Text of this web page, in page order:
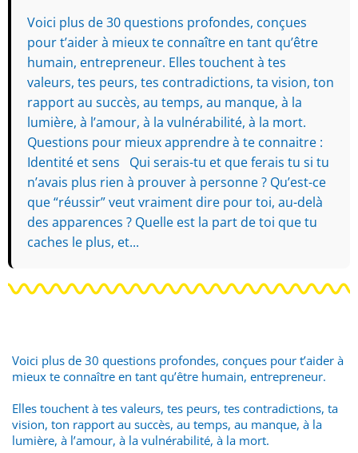
Voici plus de 30 questions profondes, conçues
pour t’aider à mieux te connaître en tant qu’être
humain, entrepreneur. Elles touchent à tes
valeurs, tes peurs, tes contradictions, ta vision, ton
rapport au succès, au temps, au manque, à la
lumière, à l’amour, à la vulnérabilité, à la mort.
Questions pour mieux apprendre à te connaitre :
Identité et sens Qui serais-tu et que ferais tu si tu
n’avais plus rien à prouver à personne ? Qu’est-ce
que “réussir” veut vraiment dire pour toi, au-delà
des apparences ? Quelle est la part de toi que tu
caches le plus, et...
Voici plus de 30 questions profondes, conçues pour t’aider à
mieux te connaître en tant qu’être humain, entrepreneur.
Elles touchent à tes valeurs, tes peurs, tes contradictions, ta
vision, ton rapport au succès, au temps, au manque, à la
lumière, à l’amour, à la vulnérabilité, à la mort.